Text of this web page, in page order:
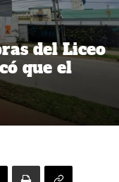
del Liceo
que el